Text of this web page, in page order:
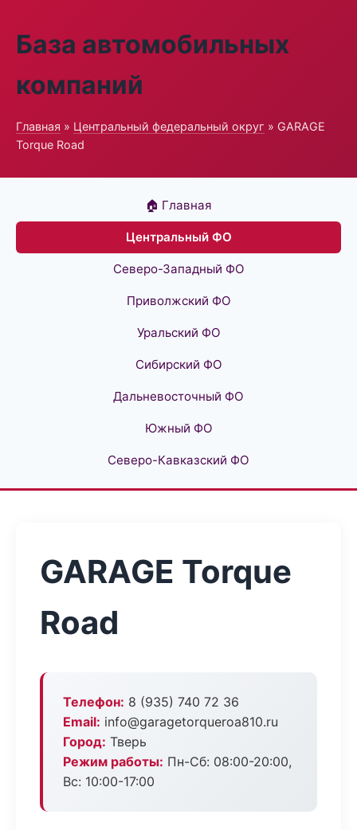
База автомобильных
компаний
Главная » Центральный федеральный округ » GARAGE
Torque Road
🏠 Главная
Центральный ФО
Северо-Западный ФО
Приволжский ФО
Уральский ФО
Сибирский ФО
Дальневосточный ФО
Южный ФО
Северо-Кавказский ФО
GARAGE Torque
Road
Телефон: 8 (935) 740 72 36
Email: info@garagetorqueroa810.ru
Город: Тверь
Режим работы: Пн-Сб: 08:00-20:00,
Вс: 10:00-17:00